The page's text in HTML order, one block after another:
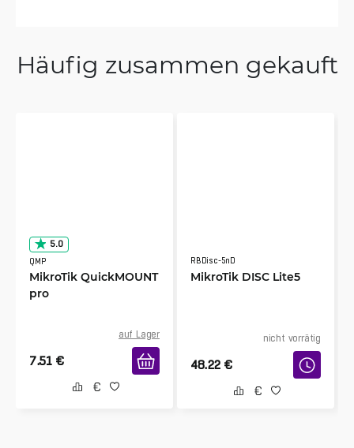
Häufig zusammen gekauft
5.0
QMP
MikroTik QuickMOUNT
pro
auf Lager
7.51 €
RBDisc-5nD
MikroTik DISC Lite5
nicht vorrätig
48.22 €